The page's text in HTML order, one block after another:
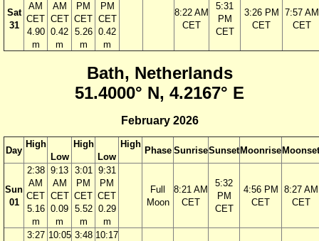
Sat
31
AM
CET
4.90
m
AM
CET
0.42
m
PM
CET
5.26
m
PM
CET
0.42
m
8:22 AM
CET
5:31
PM
CET
3:26 PM
CET
7:57 AM
CET
Bath, Netherlands
51.4000° N, 4.2167° E
February 2026
Day
High
Low
High
Low
High
Phase SunriseSunset Moonrise Moonset
Sun
01
2:38
AM
CET
5.16
m
9:13
AM
CET
0.09
m
3:01
PM
CET
5.52
m
9:31
PM
CET
0.29
m
Full
Moon
8:21 AM
CET
5:32
PM
CET
4:56 PM
CET
8:27 AM
CET
3:27 10:05 3:48 10:17